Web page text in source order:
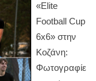
«Elite
Football Cup
6x6» στην
Κοζάνη:
Φωτογραφίε